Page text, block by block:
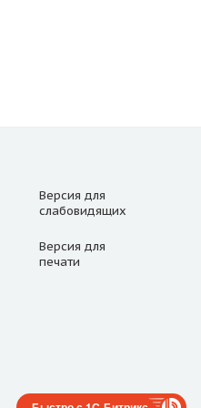
Версия для
слабовидящих
Версия для
печати